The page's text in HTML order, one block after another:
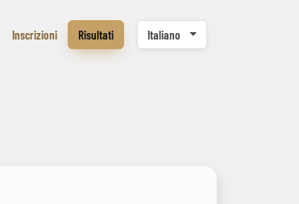
Inscrizioni Risultati Italiano